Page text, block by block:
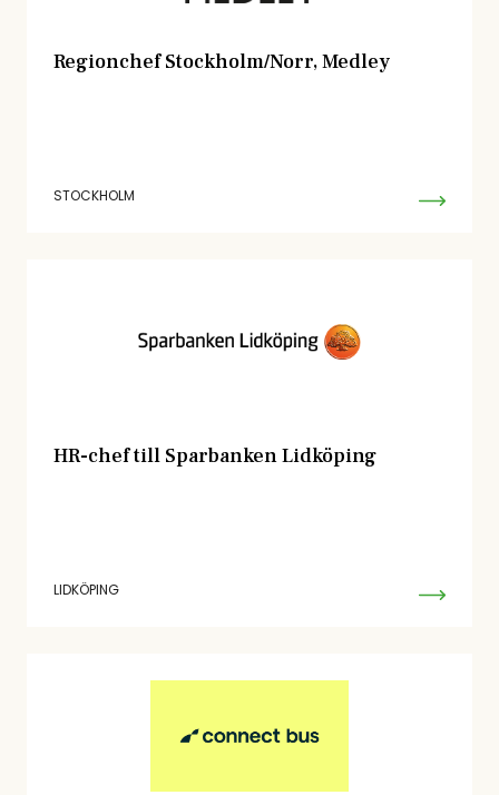
Regionchef Stockholm/Norr, Medley
STOCKHOLM
HR-chef till Sparbanken Lidköping
LIDKÖPING